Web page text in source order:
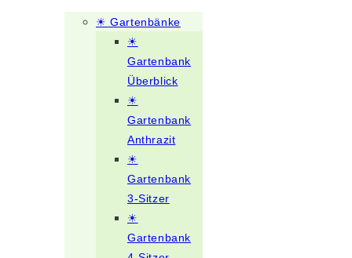
☀ Gartenbänke
☀
Gartenbank
Überblick
☀
Gartenbank
Anthrazit
☀
Gartenbank
3-Sitzer
☀
Gartenbank